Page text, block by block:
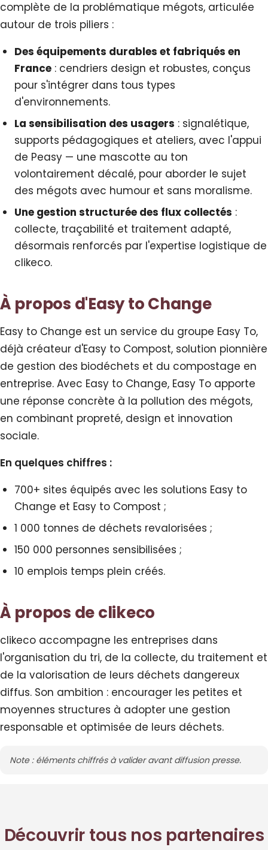
complète de la problématique mégots, articulée
autour de trois piliers :
Des équipements durables et fabriqués en
France : cendriers design et robustes, conçus
pour s'intégrer dans tous types
d'environnements.
La sensibilisation des usagers : signalétique,
supports pédagogiques et ateliers, avec l'appui
de Peasy — une mascotte au ton
volontairement décalé, pour aborder le sujet
des mégots avec humour et sans moralisme.
Une gestion structurée des flux collectés :
collecte, traçabilité et traitement adapté,
désormais renforcés par l'expertise logistique de
clikeco.
À propos d'Easy to Change
Easy to Change est un service du groupe Easy To,
déjà créateur d'Easy to Compost, solution pionnière
de gestion des biodéchets et du compostage en
entreprise. Avec Easy to Change, Easy To apporte
une réponse concrète à la pollution des mégots,
en combinant propreté, design et innovation
sociale.
En quelques chiffres :
700+ sites équipés avec les solutions Easy to
Change et Easy to Compost ;
1 000 tonnes de déchets revalorisées ;
150 000 personnes sensibilisées ;
10 emplois temps plein créés.
À propos de clikeco
clikeco accompagne les entreprises dans
l'organisation du tri, de la collecte, du traitement et
de la valorisation de leurs déchets dangereux
diffus. Son ambition : encourager les petites et
moyennes structures à adopter une gestion
responsable et optimisée de leurs déchets.
Note : éléments chiffrés à valider avant diffusion presse.
Découvrir tous nos partenaires